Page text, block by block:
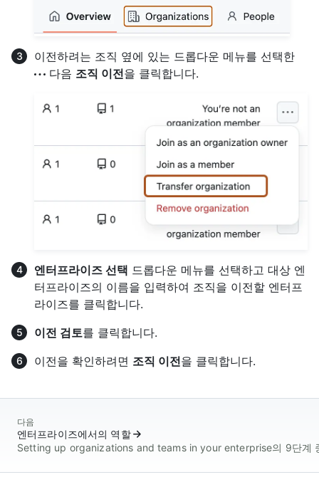
이전하려는 조직 옆에 있는 드롭다운 메뉴를 선택한
다음 조직 이전을 클릭합니다.
엔터프라이즈 선택 드롭다운 메뉴를 선택하고 대상 엔
터프라이즈의 이름을 입력하여 조직을 이전할 엔터프
라이즈를 클릭합니다.
이전 검토를 클릭합니다.
이전을 확인하려면 조직 이전을 클릭합니다.
다음
엔터프라이즈에서의 역할
Setting up organizations and teams in your enterprise의 9단계